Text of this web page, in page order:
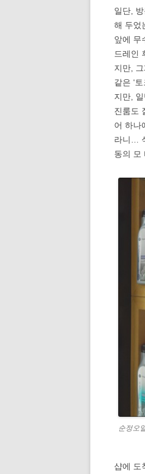
일단,
해 두었
앞에 무
드레인
지만,
같은 ‘
지만,
진룸도
어 하나
라니…
동의 모
순정오
샵에 도